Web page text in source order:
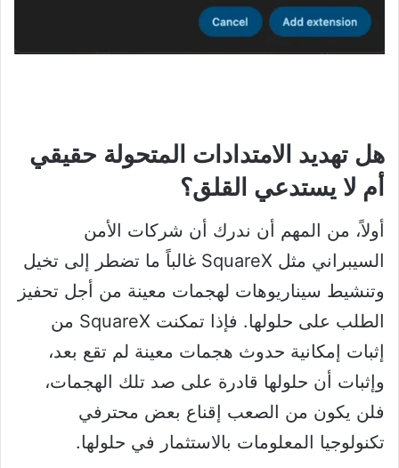
هل تهديد الامتدادات المتحولة حقيقي
أم لا يستدعي القلق؟
أولاً، من المهم أن ندرك أن شركات الأمن
السيبراني مثل SquareX غالباً ما تضطر إلى تخيل
وتنشيط سيناريوهات لهجمات معينة من أجل تحفيز
الطلب على حلولها. فإذا تمكنت SquareX من
إثبات إمكانية حدوث هجمات معينة لم تقع بعد،
وإثبات أن حلولها قادرة على صد تلك الهجمات،
فلن يكون من الصعب إقناع بعض محترفي
تكنولوجيا المعلومات بالاستثمار في حلولها.